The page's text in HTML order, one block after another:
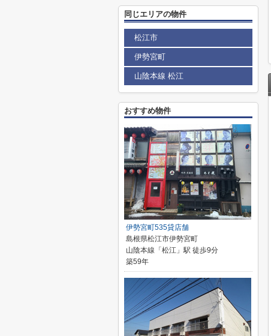
同じエリアの物件
松江市
伊勢宮町
山陰本線 松江
おすすめ物件
伊勢宮町535貸店舗
島根県松江市伊勢宮町
山陰本線「松江」駅 徒歩9分
築59年